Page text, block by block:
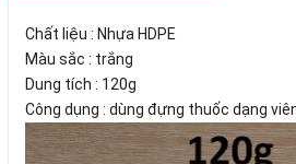
Chất liệu : Nhựa HDPE
Màu sắc : trắng
Dung tích : 120g
Công dụng : dùng đựng thuốc dạng viên